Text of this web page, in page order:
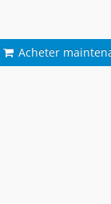
Acheter